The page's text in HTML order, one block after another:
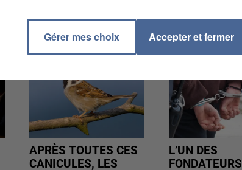
APRÈS TOUTES CES
CANICULES, LES
L’UN DES
FONDATEURS
Gérer mes choix Accepter et fermer